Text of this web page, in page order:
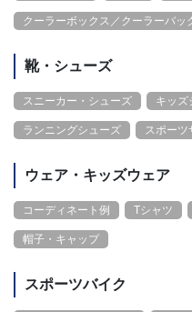
クーラーボックス／クーラーバッ
靴・シューズ
スニーカー・シューズ キッズ
ランニングシューズ スポーツ
ウェア・キッズウェア
コーディネート例 Tシャツ
帽子・キャップ
スポーツバイク